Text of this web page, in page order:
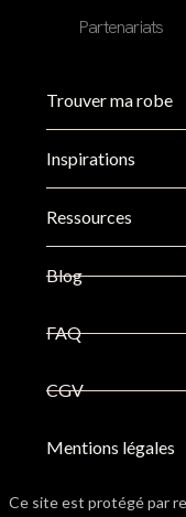
Partenariats
Trouver ma robe
Inspirations
Ressources
Blog
FAQ
CGV
Mentions légales
Ce site est protégé par